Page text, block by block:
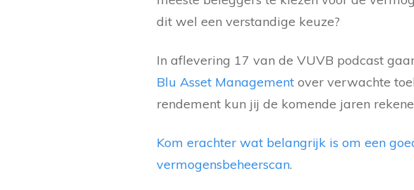
dit wel een verstandige keuze?
In aflevering 17 van de VUVB podcast
Blu Asset Management over verwachte
rendement kun jij de komende jaren
Kom erachter wat belangrijk is om een
vermogensbeheerscan.